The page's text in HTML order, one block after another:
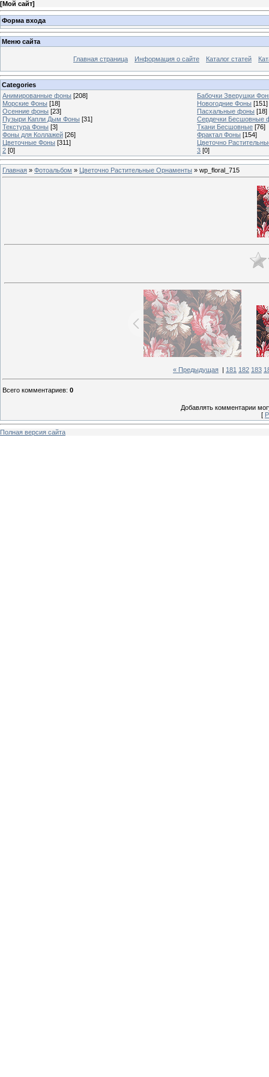
[Мой сайт]
Форма входа
Меню сайта
Главная страница Информация о сайте Каталог статей
Categories
Анимированные фоны [208]
Бабочки Зверушки
Морские Фоны [18] Новогодние Фоны [151]
Осенние фоны [23] Пасхальные фоны [18]
Пузыри Капли Дым Фоны [31]
Сердечки Бесшовные
Текстура Фоны [3] Ткани Бесшовные [76]
Фоны для Коллажей [26] Фрактал Фоны [154]
Цветочные Фоны [311]
Цветочно
2 [0] 3 [0]
Главная » Фотоальбом » Цветочно Растительные Орнаменты » wp_floral_715
« Предыдущая 181 182 183
Всего комментариев: 0
Добавлять комментарии
[
Полная версия сайта